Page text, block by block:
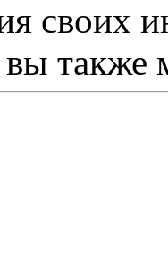
своих
также